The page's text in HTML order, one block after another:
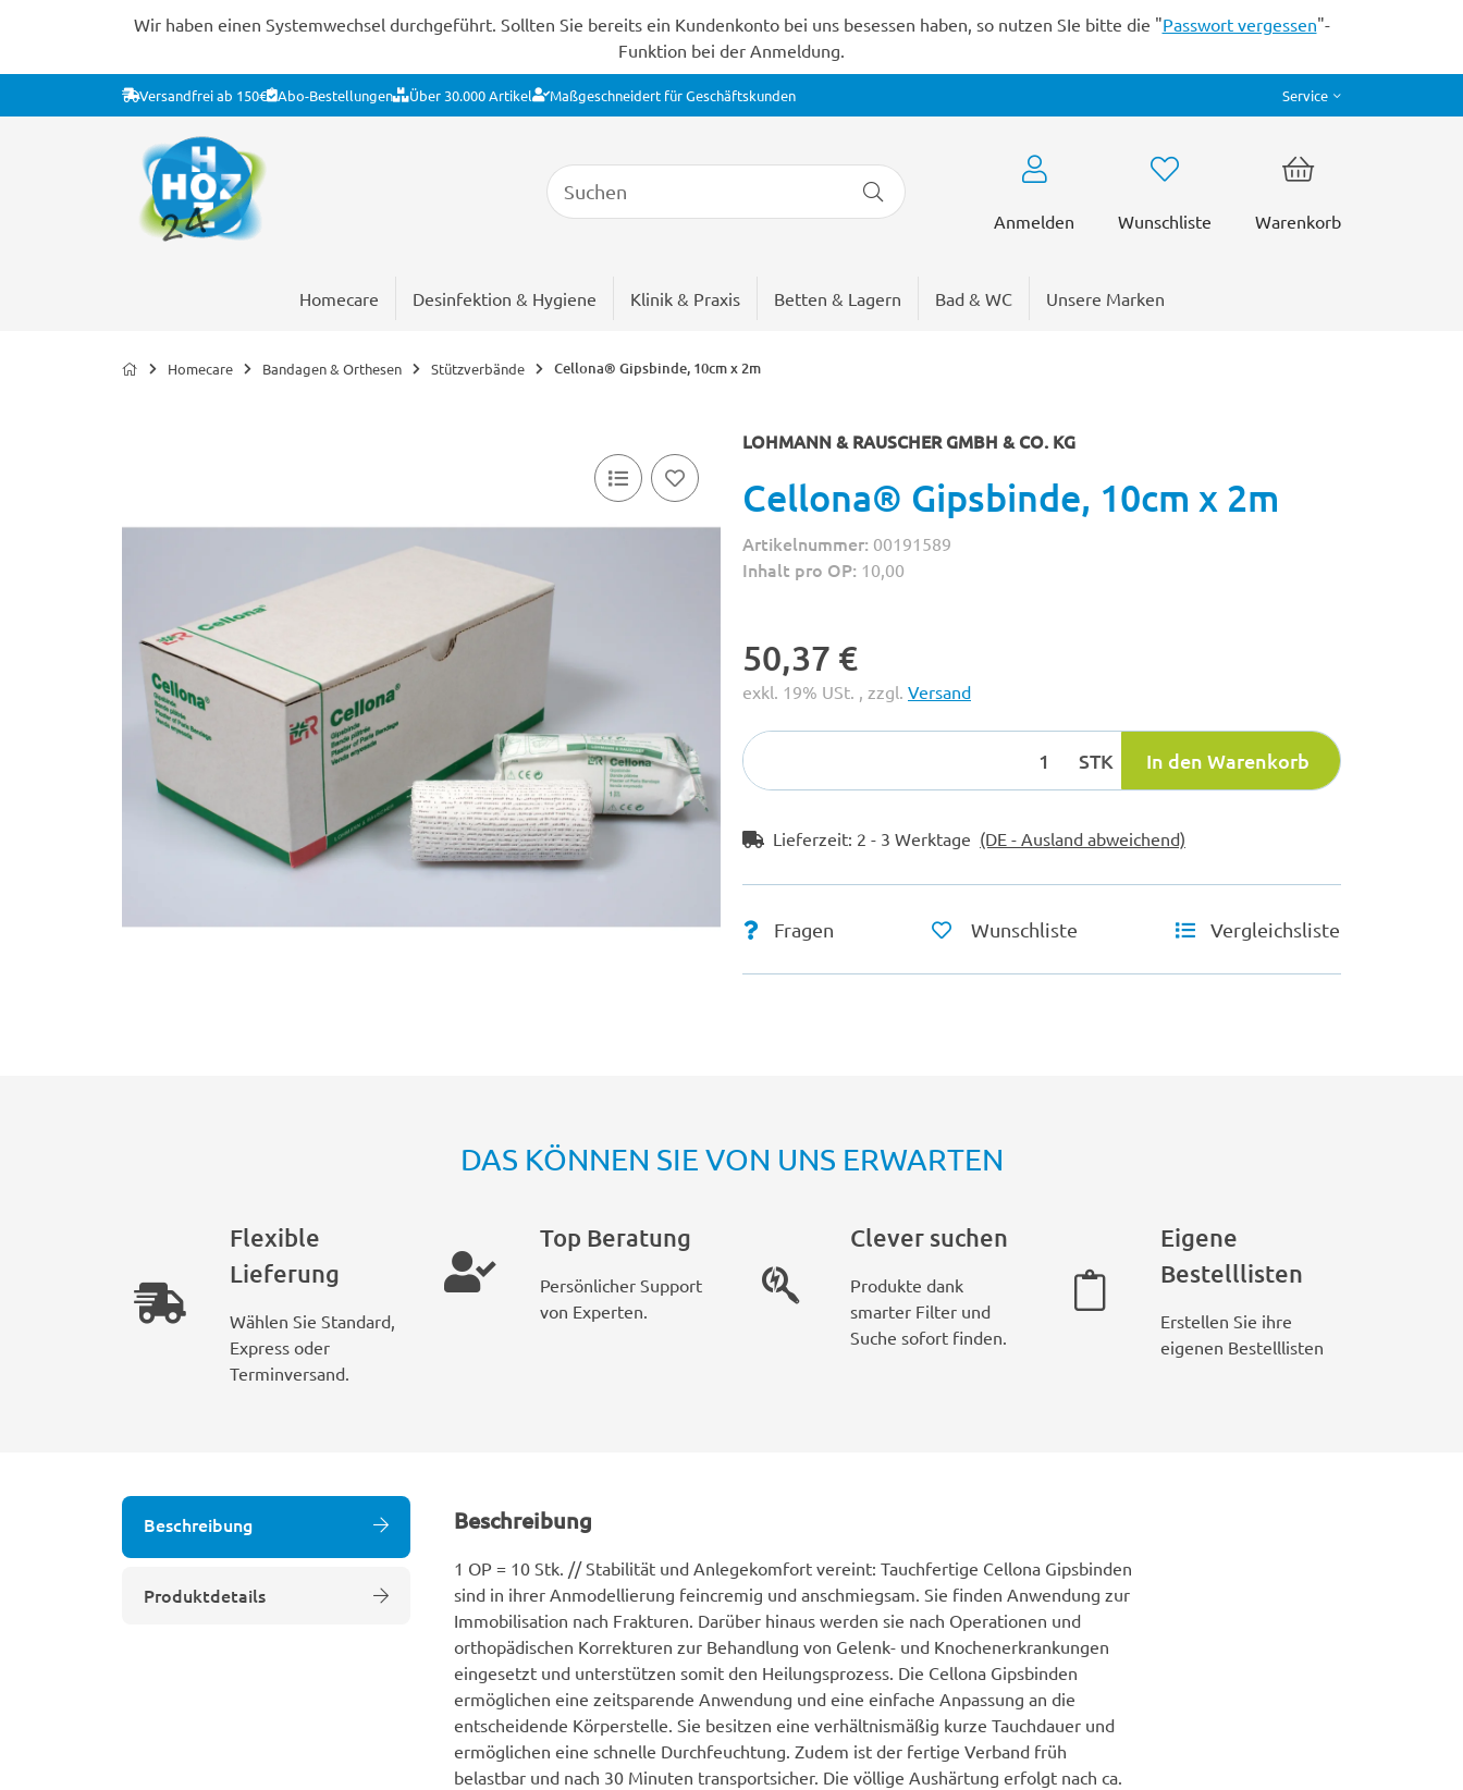
Wir haben einen Systemwechsel durchgeführt. Sollten Sie bereits ein Kundenkonto bei uns besessen haben, so nutzen SIe bitte die "Passwort vergessen"-
Funktion bei der Anmeldung.
Versandfrei ab 150€ Abo-Bestellungen Über 30.000 Artikel Maßgeschneidert für Geschäftskunden Service
Anmelden Wunschliste Warenkorb
Homecare Desinfektion & Hygiene Klinik & Praxis Betten & Lagern Bad & WC Unsere Marken
Homecare Bandagen & Orthesen Stützverbände Cellona® Gipsbinde, 10cm x 2m
LOHMANN & RAUSCHER GMBH & CO. KG
Cellona® Gipsbinde, 10cm x 2m
Artikelnummer: 00191589
Inhalt pro OP: 10,00
50,37 €
exkl. 19% USt. , zzgl. Versand
STK In den Warenkorb
Lieferzeit: 2 - 3 Werktage (DE - Ausland abweichend)
Fragen Wunschliste Vergleichsliste
DAS KÖNNEN SIE VON UNS ERWARTEN
Flexible
Lieferung
Wählen Sie Standard,
Express oder
Terminversand.
Top Beratung
Persönlicher Support
von Experten.
Clever suchen
Produkte dank
smarter Filter und
Suche sofort finden.
Eigene
Bestelllisten
Erstellen Sie ihre
eigenen Bestelllisten
Beschreibung
Produktdetails
Beschreibung
1 OP = 10 Stk. // Stabilität und Anlegekomfort vereint: Tauchfertige Cellona Gipsbinden
sind in ihrer Anmodellierung feincremig und anschmiegsam. Sie finden Anwendung zur
Immobilisation nach Frakturen. Darüber hinaus werden sie nach Operationen und
orthopädischen Korrekturen zur Behandlung von Gelenk- und Knochenerkrankungen
eingesetzt und unterstützen somit den Heilungsprozess. Die Cellona Gipsbinden
ermöglichen eine zeitsparende Anwendung und eine einfache Anpassung an die
entscheidende Körperstelle. Sie besitzen eine verhältnismäßig kurze Tauchdauer und
ermöglichen eine schnelle Durchfeuchtung. Zudem ist der fertige Verband früh
belastbar und nach 30 Minuten transportsicher. Die völlige Aushärtung erfolgt nach ca.